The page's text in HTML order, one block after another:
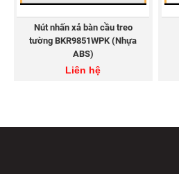
Nút nhấn xả bàn cầu treo
tường BKR9851WPK (Nhựa
ABS)
Liên hệ